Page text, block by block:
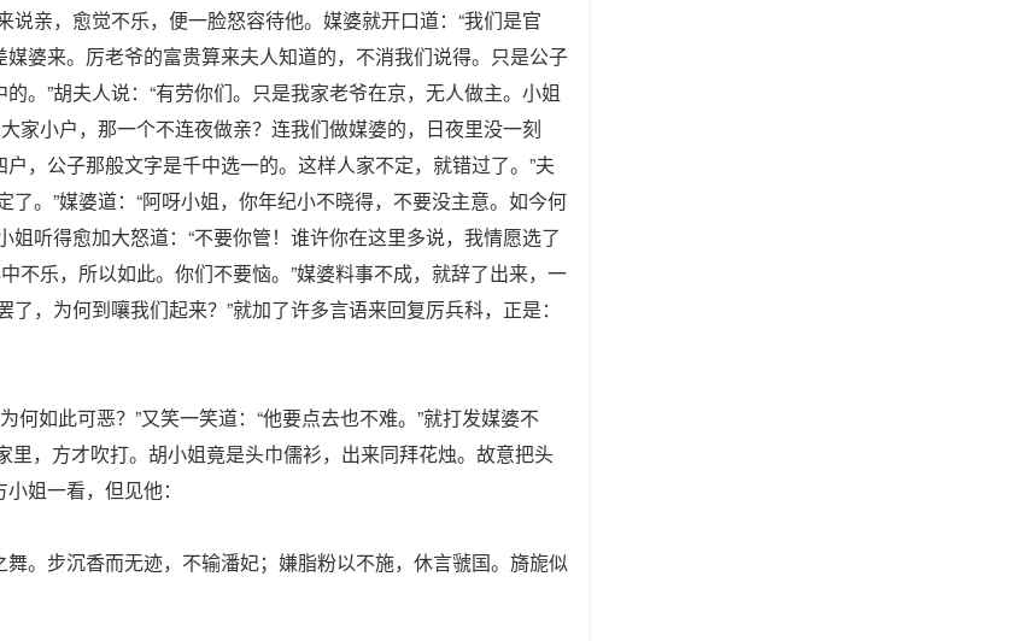
亲，愈觉不乐，便一脸怒容待他。媒婆就开口道：“我们是官
婆来。厉老爷的富贵算来夫人知道的，不消我们说得。只是公子
。”胡夫人说：“有劳你们。只是我家老爷在京，无人做主。小姐
家小户，那一个不连夜做亲？连我们做媒婆的，日夜里没一刻
，公子那般文字是千中选一的。这样人家不定，就错过了。”夫
。”媒婆道：“阿呀小姐，你年纪小不晓得，不要没主意。如今何
听得愈加大怒道：“不要你管！谁许你在这里多说，我情愿选了
不乐，所以如此。你们不要恼。”媒婆料事不成，就辞了出来，一
，为何到嚷我们起来？”就加了许多言语来回复厉兵科，正是：
如此可恶？”又笑一笑道：“他要点去也不难。”就打发媒婆不
，方才吹打。胡小姐竟是头巾儒衫，出来同拜花烛。故意把头
姐一看，但见他：
。步沉香而无迹，不输潘妃；嫌脂粉以不施，休言虢国。旖旎似